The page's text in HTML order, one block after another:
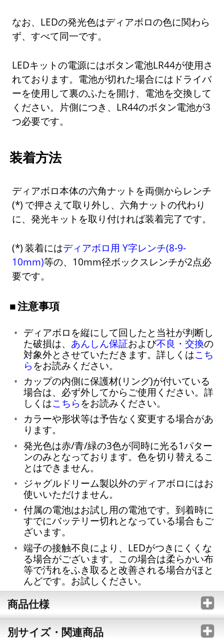
なお、LEDの発光色はディアボロの色に関わら
ず、すべて同一です。
LEDキットの電源にはボタン電池LR44が使用さ
れております。電池が切れた場合にはドライバ
ーを使用して裏のふたを開け、電池を交換して
ください。片側につき、LR44のボタン電池が3
つ必要です。
装着方法
ディアボロ本体の六角ナットを両側からレンチ
で押さえて取り外し、六角ナットの代わり
に、発光キットを取り付ければ装着完了です。
装着にはディアボロ用 Y字レンチ(8-9-
10mm)等の、10mm径ボックスレンチが2点必
要です。
注意事項
ディアボロを縦にして回したと当社が判断し
た破損は、 あんしん保証および不良・交換の
対象外とさせていただきます。詳しくはこち
ら をお読みください。
カップの内側に保護材(リング)が付いている
場合は、必ず外してからご使用ください。詳
しくはこちら をお読みください。
カラーや形状等は予告なく変更する場合があ
ります。
発光色は赤/青/緑の3色が同時に光る1パター
ンのみとなっております。色を切り替えるこ
とはできません。
ジャグルドリーム製以外のディアボロにはお
使いいただけません。
付属の電池はお試し用の電池です。到着時に
すでにバッテリー切れとなっている場合もご
ざいます。
端子の接触不良により、LEDがつきにくくな
る場合がございます。この場合は柔らかい布
等で汚れをふき取ると改善される場合がほと
んどです。お試しください。
商品仕様
別サイズ・関連商品